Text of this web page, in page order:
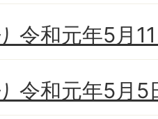
令和元年5月
令和元年5月5